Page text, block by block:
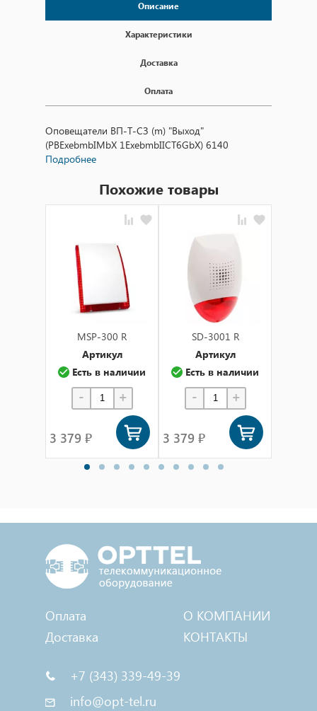
Описание
Характеристики
Доставка
Оплата
Оповещатели ВП-Т-СЗ (m) "Выход"
(PBExebmbIMbX 1ExebmbIICT6GbX) 6140
Подробнее
Похожие товары
MSP-300 R
Артикул
Есть в наличии
- +
3 379 ₽
SD-3001 R
Артикул
Есть в наличии
- +
3 379 ₽
Оплата
Доставка
О КОМПАНИИ
КОНТАКТЫ
+7 (343) 339-49-39
info@opt-tel.ru